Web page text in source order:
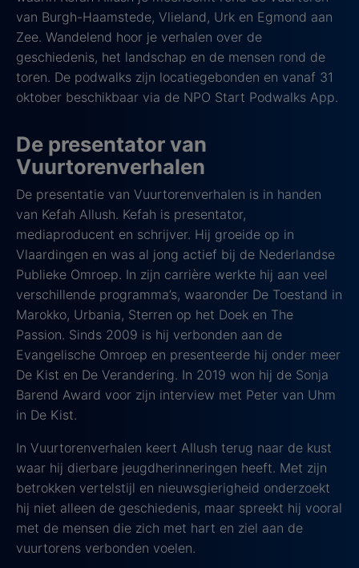
van Burgh-Haamstede, Vlieland, Urk en Egmond aan
Zee. Wandelend hoor je verhalen over de
geschiedenis, het landschap en de mensen rond de
toren. De podwalks zijn locatiegebonden en vanaf 31
oktober beschikbaar via de NPO Start Podwalks App.
De presentator van
Vuurtorenverhalen
De presentatie van Vuurtorenverhalen is in handen
van Kefah Allush. Kefah is presentator,
mediaproducent en schrijver. Hij groeide op in
Vlaardingen en was al jong actief bij de Nederlandse
Publieke Omroep. In zijn carrière werkte hij aan veel
verschillende programma’s, waaronder De Toestand in
Marokko, Urbania, Sterren op het Doek en The
Passion. Sinds 2009 is hij verbonden aan de
Evangelische Omroep en presenteerde hij onder meer
De Kist en De Verandering. In 2019 won hij de Sonja
Barend Award voor zijn interview met Peter van Uhm
in De Kist.
In Vuurtorenverhalen keert Allush terug naar de kust
waar hij dierbare jeugdherinneringen heeft. Met zijn
betrokken vertelstijl en nieuwsgierigheid onderzoekt
hij niet alleen de geschiedenis, maar spreekt hij vooral
met de mensen die zich met hart en ziel aan de
vuurtorens verbonden voelen.